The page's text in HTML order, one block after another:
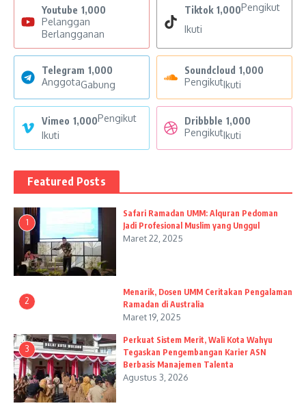
Youtube 1,000
Pelanggan
Berlangganan
Tiktok 1,000Pengikut
Ikuti
Telegram 1,000
AnggotaGabung
Soundcloud 1,000
PengikutIkuti
Vimeo 1,000Pengikut
Ikuti
Dribbble 1,000
PengikutIkuti
Featured Posts
1
Safari Ramadan UMM: Alquran Pedoman
Jadi Profesional Muslim yang Unggul
Maret 22, 2025
2
Menarik, Dosen UMM Ceritakan Pengalaman
Ramadan di Australia
Maret 19, 2025
3
Perkuat Sistem Merit, Wali Kota Wahyu
Tegaskan Pengembangan Karier ASN
Berbasis Manajemen Talenta
Agustus 3, 2026